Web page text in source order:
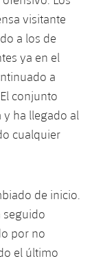
visitante
a los de
ya en el
a
conjunto
ha llegado al
cualquier
de inicio.
seguido
por no
el último